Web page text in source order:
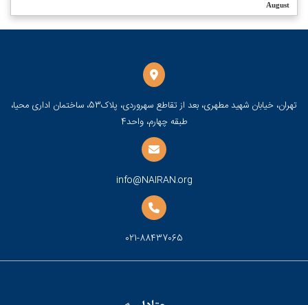
August
تهران، خیابان شهید مطهری، بعد از تقاطع سهروردی، پلاک53، ساختمان اداری محیا،
طبقه چهارم، واحد4
info@NAIRAN.org
021-88437065